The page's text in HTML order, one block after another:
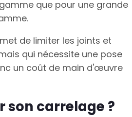
que pour une grande
de limiter les joints et
qui nécessite une pose
un coût de main d'œuvre
son carrelage ?